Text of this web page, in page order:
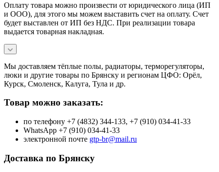
Оплату товара можно произвести от юридического лица (ИП
и ООО), для этого мы можем выставить счет на оплату. Счет
будет выставлен от ИП без НДС. При реализации товара
выдается товарная накладная.
Мы доставляем тёплые полы, радиаторы, терморегуляторы,
люки и другие товары по Брянску и регионам ЦФО: Орёл,
Курск, Смоленск, Калуга, Тула и др.
Товар можно заказать:
по телефону +7 (4832) 344-133, +7 (910) 034-41-33
WhatsApp +7 (910) 034-41-33
электронной почте gtp-br@mail.ru
Доставка по Брянску